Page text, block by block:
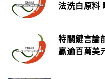
法洗白原料
特關鍵言論
贏逾百萬美